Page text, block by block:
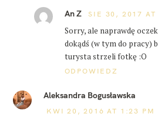
An Z SIE 30, 2017 AT
Sorry, ale naprawdę
dokądś (w tym do pracy)
turysta strzeli fotkę :O
ODPOWIEDZ
Aleksandra Bogusławska
KWI 20, 2016 AT 1:23 PM
W
y